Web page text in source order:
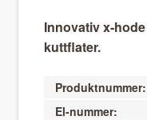
Innovativ x-
kuttflater.
Produktnummer:
El-nummer: